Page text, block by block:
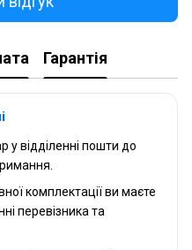
Гарантія
у відділенні пошти до
комплектації ви маєте
перевізника та